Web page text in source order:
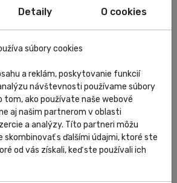
hrejivosťa flexibilita materiálu.
je ošetrený silikónovou
čiastočnú odolnosť voči vode.
mountaineering, mountaineering,
mountain bike, trekking
Detaily O cookies
súbory cookies
a reklám, poskytovanie funkcií
návštevnosti používame súbory
tom, ako používate naše webové
aj našim partnerom v oblasti
a analýzy. Títo partneri môžu
skombinovať s ďalšími údajmi, ktoré ste
od vás získali, keď ste používali ich